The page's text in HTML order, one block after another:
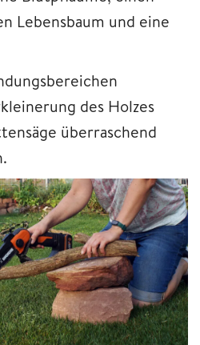
Lebensbaum und eine
des Holzes
überraschend